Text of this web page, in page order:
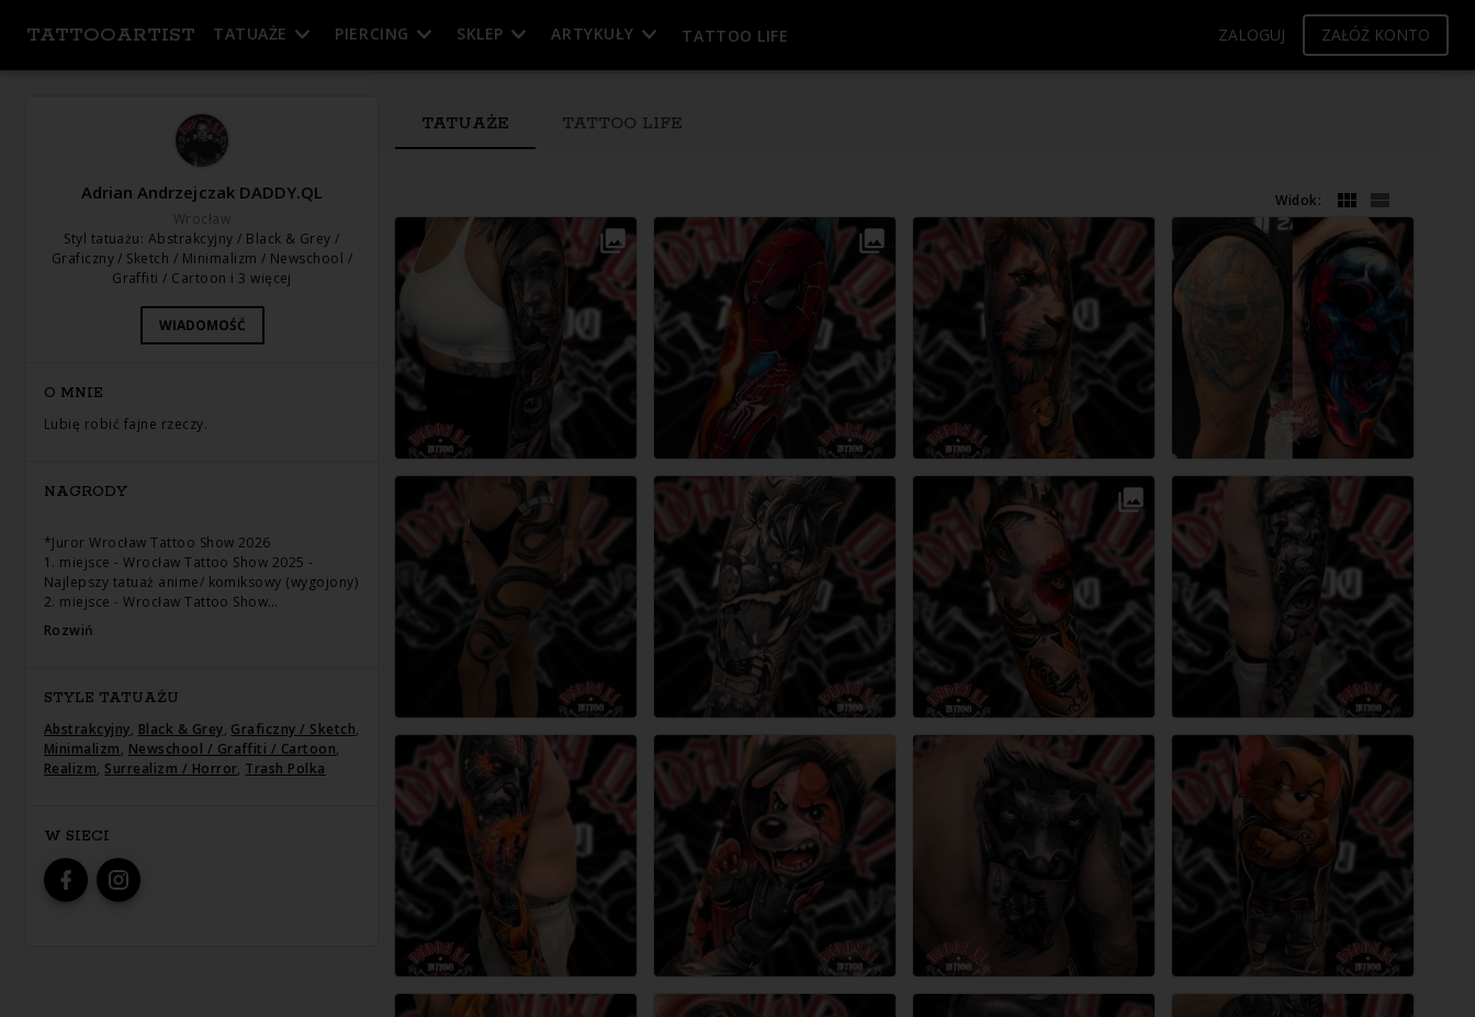
TATTOOARTIST TATUAŻE PIERCING SKLEP ARTYKUŁY TATTOO LIFE ZALOGUJ ZAŁÓŻ KONTO
Adrian Andrzejczak DADDY.QL
Wrocław
Styl tatuażu: Abstrakcyjny / Black & Grey /
Graficzny / Sketch / Minimalizm / Newschool /
Graffiti / Cartoon i 3 więcej
WIADOMOŚĆ
O MNIE
Lubię robić fajne rzeczy.
NAGRODY
*Juror Wrocław Tattoo Show 2026
1. miejsce - Wrocław Tattoo Show 2025 -
Najlepszy tatuaż anime/ komiksowy (wygojony)
2. miejsce - Wrocław Tattoo Show…
Rozwiń
STYLE TATUAŻU
Abstrakcyjny, Black & Grey, Graficzny / Sketch,
Minimalizm, Newschool / Graffiti / Cartoon,
Realizm, Surrealizm / Horror, Trash Polka
W SIECI
TATUAŻE TATTOO LIFE
Widok: